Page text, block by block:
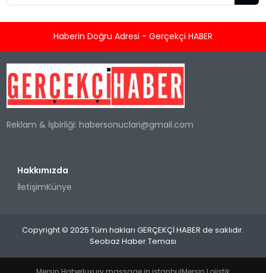
teknoloji alanındaki varlığını genişletmeyi
bu proje kapsamında ABD, Hindistan, Güney
Afrika, Brezilya ve diğer bölgeleri birbirine
bağlayacak olan kablo, tamamlandığında
Haberin Doğru Adresi - Gerçekçi HABER
Reklam & İşbirliği:habersonuclari@gmail.com
Hakkımızda
İletişimKünye
Copyright © 2025 Tüm hakları GERÇEKÇİ HABER de saklıdır.
Seobaz Haber Teması